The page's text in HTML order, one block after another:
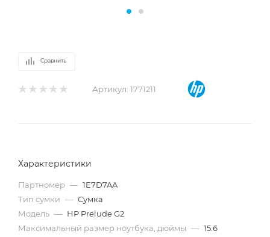
Сравнить
Артикул: 1771211
Характеристики
Партномер — 1E7D7AA
Тип сумки — Сумка
Модель — HP Prelude G2
Максимальный размер ноутбука, дюймы — 15.6